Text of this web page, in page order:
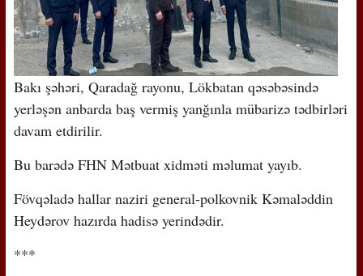
Bakı şəhəri, Qaradağ rayonu, Lökbatan qəsəbəsində
yerləşən anbarda baş vermiş yanğınla mübarizə tədbirləri
davam etdirilir.
Bu barədə FHN Mətbuat xidməti məlumat yayıb.
Fövqəladə hallar naziri general-polkovnik Kəmaləddin
Heydərov hazırda hadisə yerindədir.
***